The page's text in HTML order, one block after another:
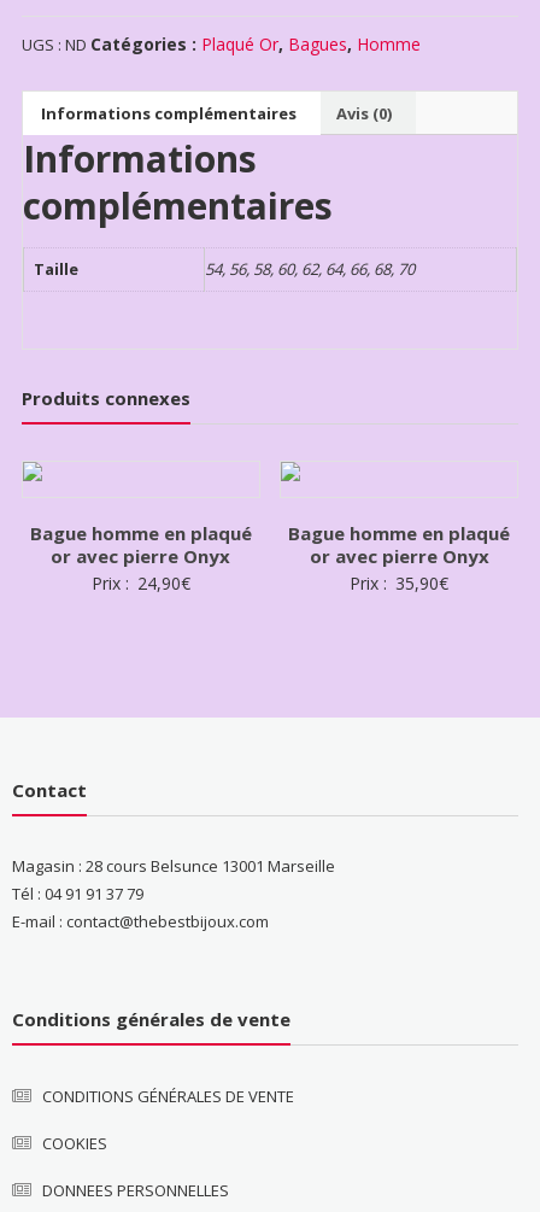
UGS : ND Catégories : Plaqué Or, Bagues, Homme
Informations complémentaires Avis (0)
Informations
complémentaires
Taille 54, 56, 58, 60, 62, 64, 66, 68, 70
Produits connexes
Bague homme en plaqué
or avec pierre Onyx
Prix : 24,90€
Bague homme en plaqué
or avec pierre Onyx
Prix : 35,90€
Contact
Magasin : 28 cours Belsunce 13001 Marseille
Tél : 04 91 91 37 79
E-mail : contact@thebestbijoux.com
Conditions générales de vente
CONDITIONS GÉNÉRALES DE VENTE
COOKIES
DONNEES PERSONNELLES